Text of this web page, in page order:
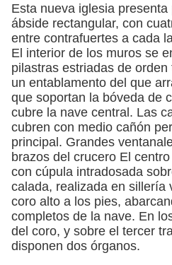
Esta nueva iglesia
ábside rectangular, con
entre contrafuertes a cada
El interior de los muros se
pilastras estriadas de
un entablamento del que
que soportan la bóveda de
cubre la nave central. Las
cubren con medio cañón
principal. Grandes
brazos del crucero El
con cúpula intradosada
calada, realizada en sillería
coro alto a los pies,
completos de la nave. En
del coro, y sobre el tercer
disponen dos órganos.